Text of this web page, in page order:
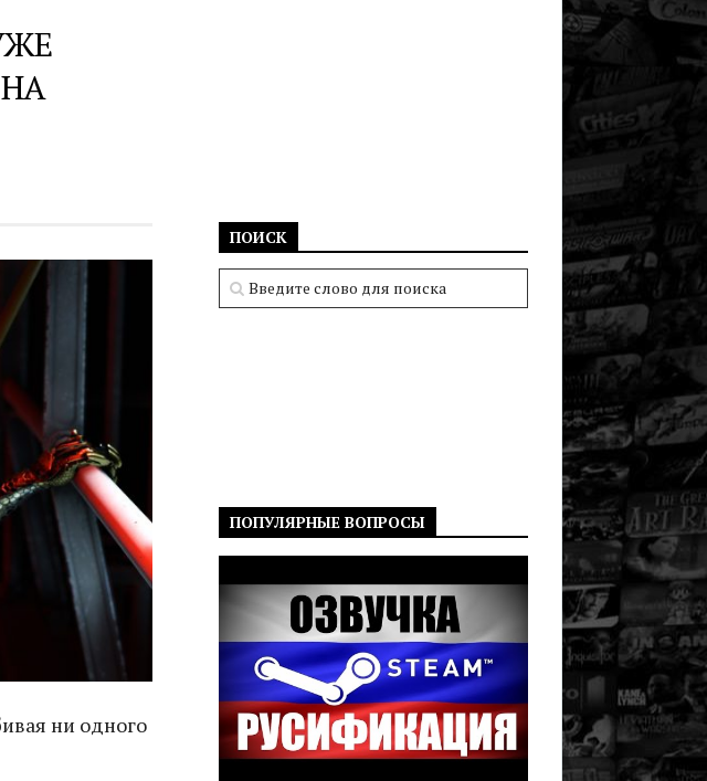
ни одного
ПОИСК
ПОПУЛЯРНЫЕ ВОПРОСЫ